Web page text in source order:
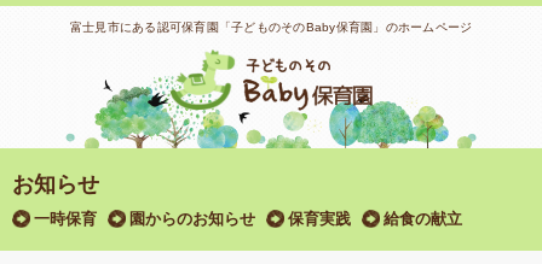
富士見市にある認可保育園「子どものそのBaby保育園」のホームページ
お知らせ
一時保育 園からのお知らせ 保育実践 給食の献立